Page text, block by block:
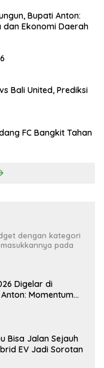
Bupati Anton:
dan Ekonomi Daerah
Bali United, Prediksi
FC Bangkit Tahan
dengan kategori
pada
Digelar di
Momentum
Bisa Jalan Sejauh
EV Jadi Sorotan